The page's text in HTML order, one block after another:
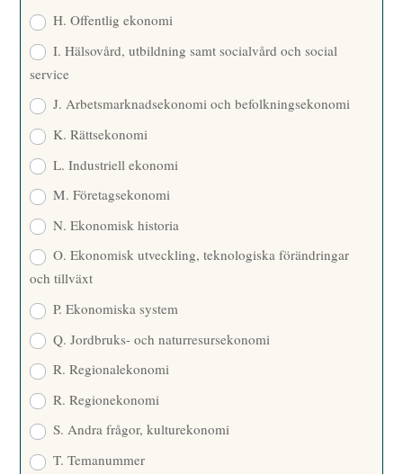
H. Offentlig ekonomi
I. Hälsovård, utbildning samt socialvård och social
service
J. Arbetsmarknadsekonomi och befolkningsekonomi
K. Rättsekonomi
L. Industriell ekonomi
M. Företagsekonomi
N. Ekonomisk historia
O. Ekonomisk utveckling, teknologiska förändringar
och tillväxt
P. Ekonomiska system
Q. Jordbruks- och naturresursekonomi
R. Regionalekonomi
R. Regionekonomi
S. Andra frågor, kulturekonomi
T. Temanummer